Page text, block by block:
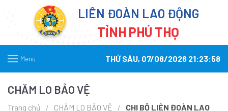
LIÊN ĐOÀN LAO ĐỘNG
TỈNH PHÚ THỌ
Menu THỨ SÁU, 07/08/2026 21:23:58
CHĂM LO BẢO VỆ
Trang chủ CHĂM LO BẢO VỆ
CHI BỘ LIÊN ĐOÀN LAO